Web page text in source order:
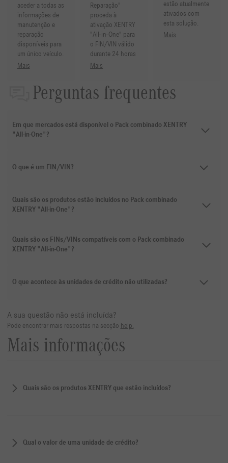
aceder a todas as
informações de
manutenção e
reparação
disponíveis para
um único veículo.
Mais
Reparação"
proceda à
ativação XENTRY
"All-in-One" para
o FIN/VIN válido
durante 24 horas
Mais
estão atualmente
ativados com
esta solução.
Mais
Perguntas frequentes
Em que mercados está disponível o Pack combinado XENTRY
"All-in-One"?
O que é um FIN/VIN?
Quais são os produtos estão incluídos no Pack combinado
XENTRY "All-in-One"?
Quais são os FINs/VINs compatíveis com o Pack combinado
XENTRY "All-in-One"?
O que acontece às unidades de crédito não utilizadas?
A sua questão não está incluída?
Pode encontrar mais respostas na secção help.
Mais informações
Quais são os produtos XENTRY que estão incluídos?
Qual o valor de uma unidade de crédito?